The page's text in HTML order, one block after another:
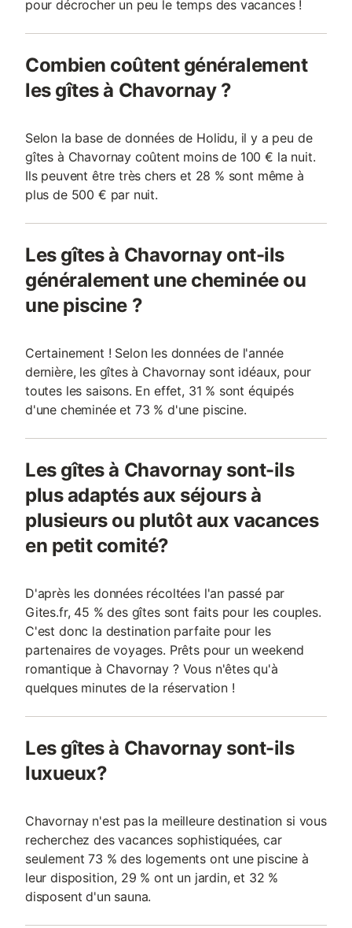
pour décrocher un peu le temps des vacances !
Combien coûtent généralement
les gîtes à Chavornay ?
Selon la base de données de Holidu, il y a peu de
gîtes à Chavornay coûtent moins de 100 € la nuit.
Ils peuvent être très chers et 28 % sont même à
plus de 500 € par nuit.
Les gîtes à Chavornay ont-ils
généralement une cheminée ou
une piscine ?
Certainement ! Selon les données de l'année
dernière, les gîtes à Chavornay sont idéaux, pour
toutes les saisons. En effet, 31 % sont équipés
d'une cheminée et 73 % d'une piscine.
Les gîtes à Chavornay sont-ils
plus adaptés aux séjours à
plusieurs ou plutôt aux vacances
en petit comité?
D'après les données récoltées l'an passé par
Gites.fr, 45 % des gîtes sont faits pour les couples.
C'est donc la destination parfaite pour les
partenaires de voyages. Prêts pour un weekend
romantique à Chavornay ? Vous n'êtes qu'à
quelques minutes de la réservation !
Les gîtes à Chavornay sont-ils
luxueux?
Chavornay n'est pas la meilleure destination si vous
recherchez des vacances sophistiquées, car
seulement 73 % des logements ont une piscine à
leur disposition, 29 % ont un jardin, et 32 %
disposent d'un sauna.